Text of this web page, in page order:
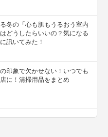
冬の「心も肌もうるおう室内
どうしたらいいの？気になる
訊いてみた！
印象で欠かせない！いつでも
に！清掃用品をまとめ